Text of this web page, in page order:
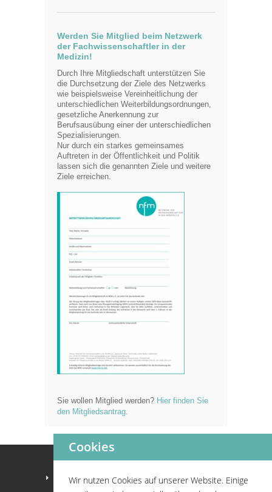
Werden Sie Mitglied beim Netzwerk
der Fachwissenschaftler in der
Medizin!
Durch Ihre Mitgliedschaft unterstützen Sie
die Durchsetzung der Ziele des Netzwerks
wie beispielsweise Vereinheitlichung der
unterschiedlichen Weiterbildungsordnungen,
gesetzliche Anerkennung zur
Berufsausübung einer der unterschiedlichen
Spezialisierungen.
Nur durch ein starkes gemeinsames
Auftreten in der Öffentlichkeit und Politik
lassen sich die genannten Ziele und weitere
Ziele erreichen.
Sie wollen Mitglied werden? Hier finden Sie
den Mitgliedsantrag.
Home
Cookies
Wir nutzen Cookies auf unserer Website. Einige